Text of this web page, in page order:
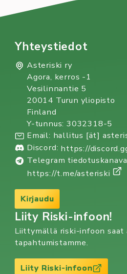
Yhteystiedot
Asteriski ry
Agora, kerros -1
Vesilinnantie 5
20014 Turun yliopisto
Finland
Y-tunnus: 3032318-5
Email: hallitus [ät]
Discord: https://
Telegram
https://t.me/asteriski
Kirjaudu
Liity Riski-infoon!
Liittymällä riski-infoon saat
tapahtumistamme.
Liity Riski-infoon